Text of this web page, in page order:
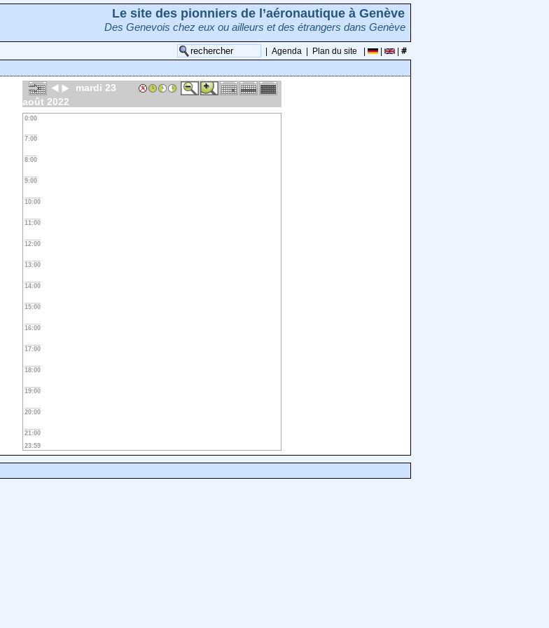
Le site des pionniers de l’aéronautique à Genève
Des Genevois chez eux ou ailleurs et des étrangers dans Genève
Agenda Plan du site
mardi 23
août 2022
0:00
7:00
8:00
9:00
10:00
11:00
12:00
13:00
14:00
15:00
16:00
17:00
18:00
19:00
20:00
21:00
23:59